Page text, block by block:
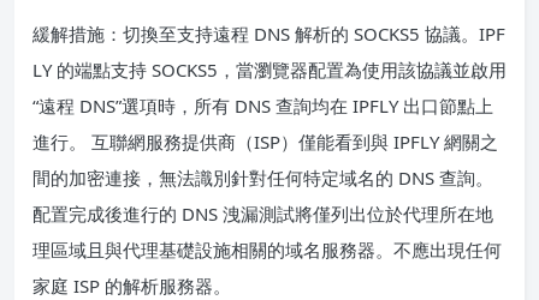
緩解措施：切換至支持遠程 DNS 解析的 SOCKS5 協議。IPF
LY 的端點支持 SOCKS5，當瀏覽器配置為使用該協議並啟用
“遠程 DNS”選項時，所有 DNS 查詢均在 IPFLY 出口節點上
進行。 互聯網服務提供商（ISP）僅能看到與 IPFLY 網關之
間的加密連接，無法識別針對任何特定域名的 DNS 查詢。
配置完成後進行的 DNS 洩漏測試將僅列出位於代理所在地
理區域且與代理基礎設施相關的域名服務器。不應出現任何
家庭 ISP 的解析服務器。